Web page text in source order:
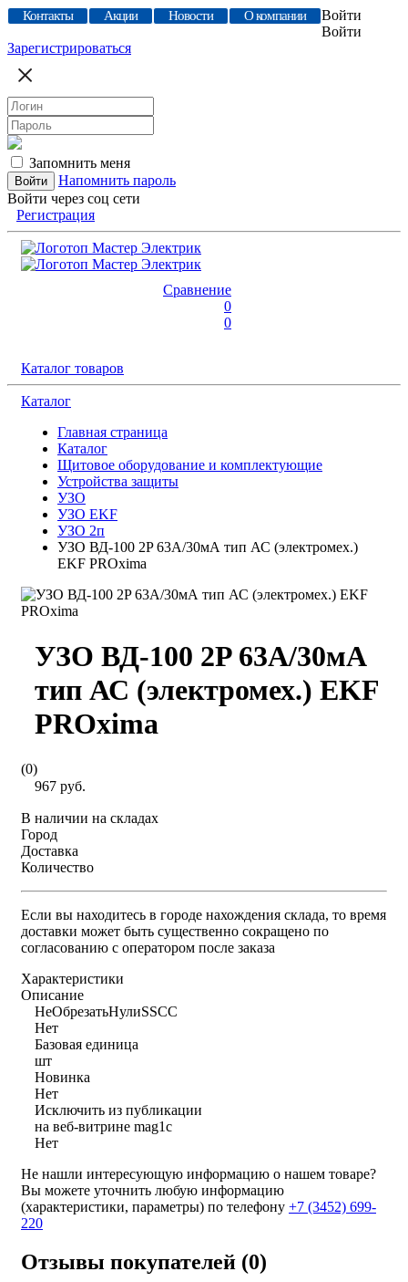
Контакты Акции Новости О компании
Войти
Войти
Зарегистрироваться
Запомнить меня
Напомнить пароль
Войти через соц сети
Регистрация
Сравнение
0
0
Каталог товаров
Каталог
Главная страница
Каталог
Щитовое оборудование и комплектующие
Устройства защиты
УЗО
УЗО EKF
УЗО 2п
УЗО ВД-100 2P 63А/30мА тип АС (электромех.)
EKF PROxima
УЗО ВД-100 2P 63А/30мА
тип АС (электромех.) EKF
PROxima
(0)
967 руб.
В наличии на складах
Город
Доставка
Количество
Если вы находитесь в городе нахождения склада, то время
доставки может быть существенно сокращено по
согласованию с оператором после заказа
Характеристики
Описание
НеОбрезатьНулиSSCC
Нет
Базовая единица
шт
Новинка
Нет
Исключить из публикации
на веб-витрине mag1c
Нет
Не нашли интересующую информацию о нашем товаре?
Вы можете уточнить любую информацию
(характеристики, параметры) по телефону +7 (3452) 699-
220
Отзывы покупателей (0)